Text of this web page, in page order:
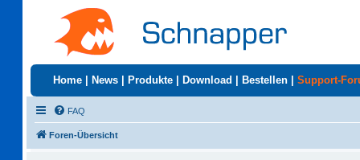
Home News Produkte Download Bestellen Support-
FAQ
Foren-Übersicht